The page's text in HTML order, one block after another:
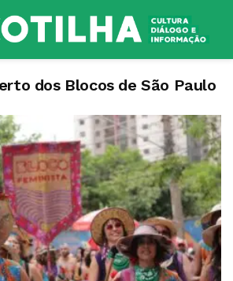
dos Blocos de São Paulo